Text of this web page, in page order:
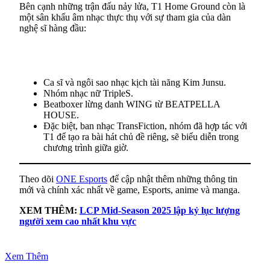
Bên cạnh những trận đấu nảy lửa, T1 Home Ground còn là
một sân khấu âm nhạc thực thụ với sự tham gia của dàn
nghệ sĩ hàng đầu:
Ca sĩ và ngôi sao nhạc kịch tài năng Kim Junsu.
Nhóm nhạc nữ TripleS.
Beatboxer lừng danh WING từ BEATPELLA
HOUSE.
Đặc biệt, ban nhạc TransFiction, nhóm đã hợp tác với
T1 để tạo ra bài hát chủ đề riêng, sẽ biểu diễn trong
chương trình giữa giờ.
Theo dõi ONE Esports để cập nhật thêm những thông tin
mới và chính xác nhất về game, Esports, anime và manga.
XEM THÊM: LCP Mid-Season 2025 lập kỷ lục lượng
người xem cao nhất khu vực
Xem Thêm